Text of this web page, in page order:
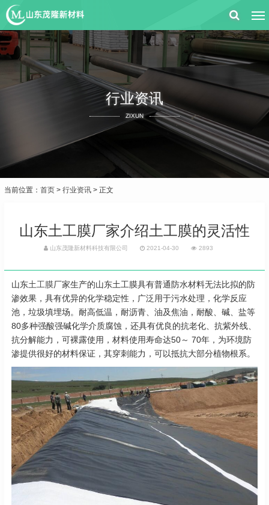
行业资讯
ZIXUN
当前位置： 首页 > 行业资讯 > 正文
山东土工膜厂家介绍土工膜的灵活性
山东茂隆新材料科技有限公司 2021-04-30 2893
山东土工膜厂家生产的山东土工膜具有普通防水材料无法比拟的防
渗效果，具有优异的化学稳定性，广泛用于污水处理，化学反应
池，垃圾填埋场。耐高低温，耐沥青、油及焦油，耐酸、碱、盐等
80多种强酸强碱化学介质腐蚀，还具有优良的抗老化、抗紫外线、
抗分解能力，可裸露使用，材料使用寿命达50～ 70年，为环境防
渗提供很好的材料保证，其穿刺能力，可以抵抗大部分植物根系。